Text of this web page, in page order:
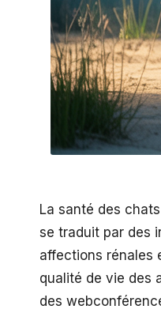
La santé des
se traduit par des
affections rénales
qualité de vie des
des